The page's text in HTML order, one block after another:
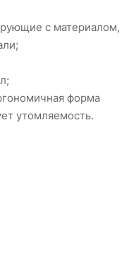
с материалом,
форма
утомляемость.